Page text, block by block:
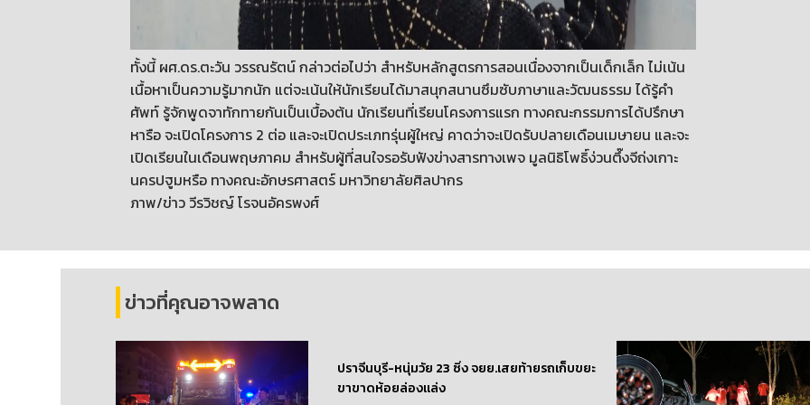
ทั้งนี้ ผศ.ดร.ตะวัน วรรณรัตน์ กล่าวต่อไปว่า สำหรับหลักสูตรการสอนเนื่องจากเป็นเด็กเล็ก ไม่เน้น
เนื้อหาเป็นความรู้มากนัก แต่จะเน้นให้นักเรียนได้มาสนุกสนานซึมซับภาษาและวัฒนธรรม ได้รู้คำ
ศัพท์ รู้จักพูดจาทักทายกันเป็นเบื้องต้น นักเรียนที่เรียนโครงการแรก ทางคณะกรรมการได้ปรึกษา
หารือ จะเปิดโครงการ 2 ต่อ และจะเปิดประเภทรุ่นผู้ใหญ่ คาดว่าจะเปิดรับปลายเดือนเมษายน และจะ
เปิดเรียนในเดือนพฤษภาคม สำหรับผู้ที่สนใจรอรับฟังข่างสารทางเพจ มูลนิธิโพธิ์ง่วนตึ๊งจีถ่งเกาะ
นครปฐูมหรือ ทางคณะอักษรศาสตร์ มหาวิทยาลัยศิลปากร
ภาพ/ข่าว วีรวิชญ์ โรจนอัครพงศ์
ข่าวที่คุณอาจพลาด
ปราจีนบุรี-หนุ่มวัย 23 ซิ่ง จยย.เสยท้ายรถเก็บขยะ
ขาขาดห้อยล่องแล่ง